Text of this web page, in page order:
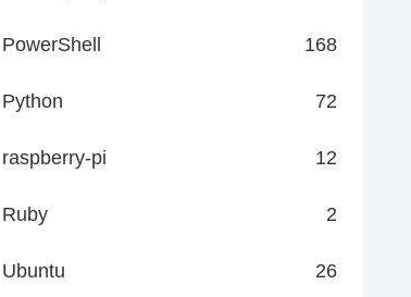
PowerShell 168
Python 72
raspberry-pi 12
Ruby 2
Ubuntu 26